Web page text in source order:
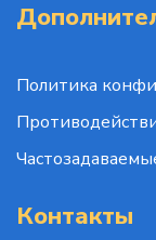
Политика
Контакты